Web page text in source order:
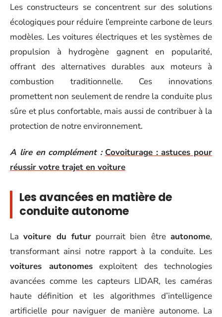
Les constructeurs se concentrent sur des solutions
écologiques pour réduire l’empreinte carbone de leurs
modèles. Les voitures électriques et les systèmes de
propulsion à hydrogène gagnent en popularité,
offrant des alternatives durables aux moteurs à
combustion traditionnelle. Ces innovations
promettent non seulement de rendre la conduite plus
sûre et plus confortable, mais aussi de contribuer à la
protection de notre environnement.
A lire en complément : Covoiturage : astuces pour
réussir votre trajet en voiture
Les avancées en matière de
conduite autonome
Lavoiture du futurpourrait bien êtreautonome,
transformant ainsi notre rapport à la conduite. Les
voitures autonomesexploitent des technologies
avancées comme les capteurs LIDAR, les caméras
haute définition et les algorithmes d’intelligence
artificielle pour naviguer de manière autonome. La